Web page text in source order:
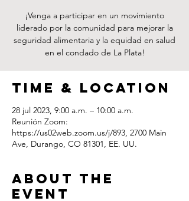
¡Venga a participar en un movimiento
liderado por la comunidad para mejorar la
seguridad alimentaria y la equidad en salud
en el condado de La Plata!
Time & Location
28 jul 2023, 9:00 a.m. – 10:00 a.m.
Reunión Zoom:
https://us02web.zoom.us/j/893, 2700 Main
Ave, Durango, CO 81301, EE. UU.
About the
Event